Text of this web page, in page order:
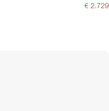
€ 2.729